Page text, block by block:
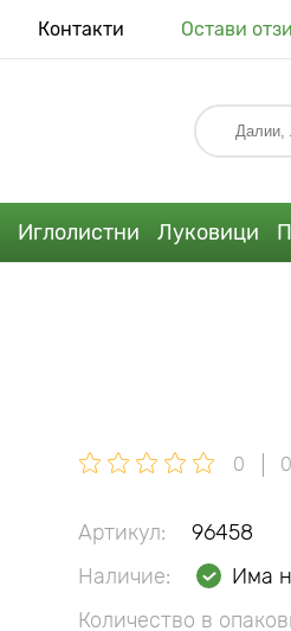
Контакти Остави
Иглолистни Луковици
0
Артикул:
96458
Наличие:
Има
Количество в